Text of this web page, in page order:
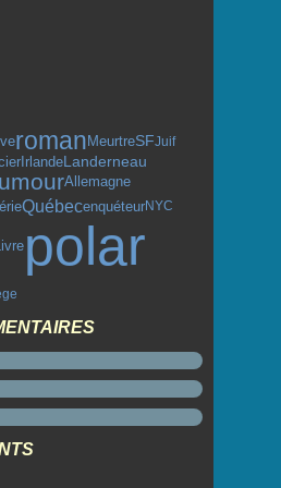
roman MeurtreSFJuif
IrlandeLanderneau
Allemagne
QuébecenquéteurNYC
polar